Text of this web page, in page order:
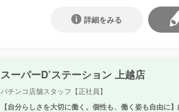
詳細をみる
スーパーD’ステーション 上越店
パチンコ店舗スタッフ【正社員】
【自分らしさを大切に働く。個性も、働く姿も自由に